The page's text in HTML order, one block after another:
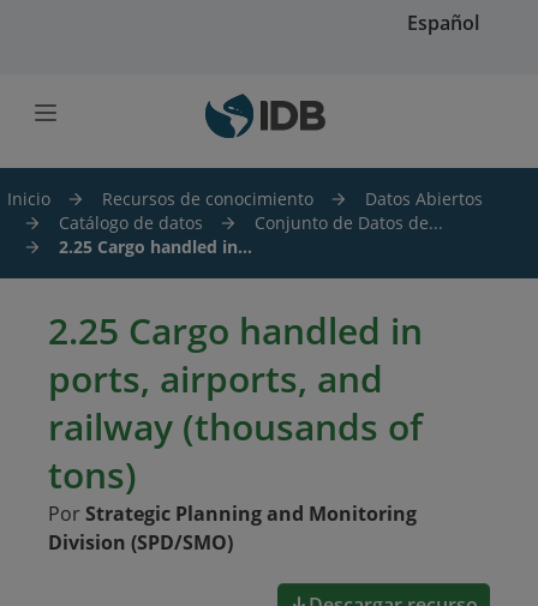
Español
Inicio Recursos de conocimiento
Datos Abiertos
Catálogo de datos
Conjunto de Datos de...
2.25 Cargo handled in...
2.25 Cargo handled in
ports, airports, and
railway (thousands of
tons)
Por Strategic Planning and Monitoring
Division (SPD/SMO)